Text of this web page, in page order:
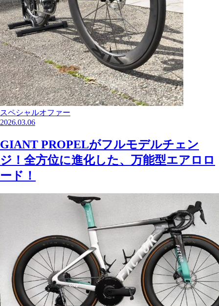
スペシャルオファー
2026.03.06
GIANT PROPELがフルモデルチェン
ジ！全方位に進化した、万能型エアロロ
ード！